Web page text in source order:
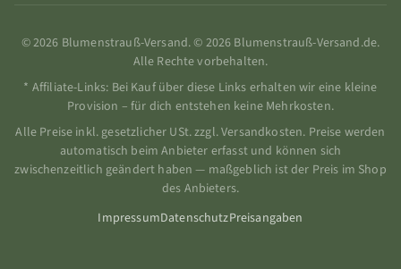
© 2026 Blumenstrauß-Versand. © 2026 Blumenstrauß-Versand.de.
Alle Rechte vorbehalten.
* Affiliate-Links: Bei Kauf über diese Links erhalten wir eine kleine
Provision – für dich entstehen keine Mehrkosten.
Alle Preise inkl. gesetzlicher USt. zzgl. Versandkosten. Preise werden
automatisch beim Anbieter erfasst und können sich
zwischenzeitlich geändert haben — maßgeblich ist der Preis im Shop
des Anbieters.
ImpressumDatenschutzPreisangaben